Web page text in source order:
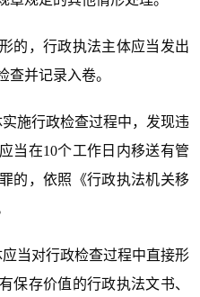
，行政执法主体应当发出
查并记录入卷。
施行政检查过程中，发现违
当在10个工作日内移送有管
的，依照《行政执法机关移
当对行政检查过程中直接形
保存价值的行政执法文书、